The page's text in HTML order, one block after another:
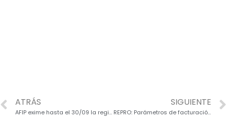
ATRÁS
AFIP exime hasta el 30/09 la registración de datos biométricos
SIGUIENTE
REPRO: Parámetros de facturación para Mayo, Junio y Julio